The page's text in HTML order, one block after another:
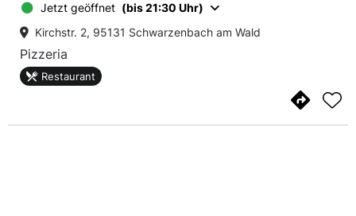
Jetzt geöffnet (bis 21:30 Uhr)
Kirchstr. 2, 95131 Schwarzenbach am Wald
Pizzeria
Restaurant